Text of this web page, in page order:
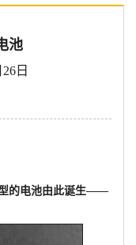
池
日
的电池由此诞生——